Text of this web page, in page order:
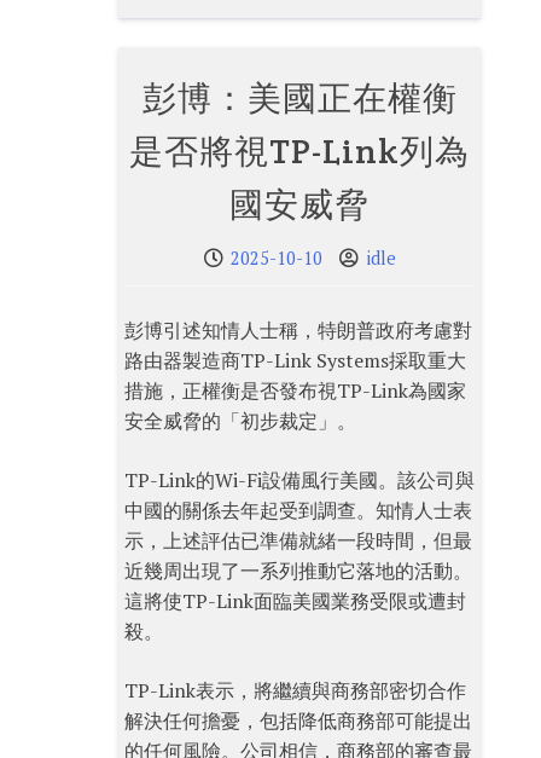
彭博：美國正在權衡
是否將視TP-Link列為
國安威脅
2025-10-10 idle
彭博引述知情人士稱，特朗普政府考慮對
路由器製造商TP-Link Systems採取重大
措施，正權衡是否發布視TP-Link為國家
安全威脅的「初步裁定」。
TP-Link的Wi-Fi設備風行美國。該公司與
中國的關係去年起受到調查。知情人士表
示，上述評估已準備就緒一段時間，但最
近幾周出現了一系列推動它落地的活動。
這將使TP-Link面臨美國業務受限或遭封
殺。
TP-Link表示，將繼續與商務部密切合作
解決任何擔憂，包括降低商務部可能提出
的任何風險。公司相信，商務部的審查最